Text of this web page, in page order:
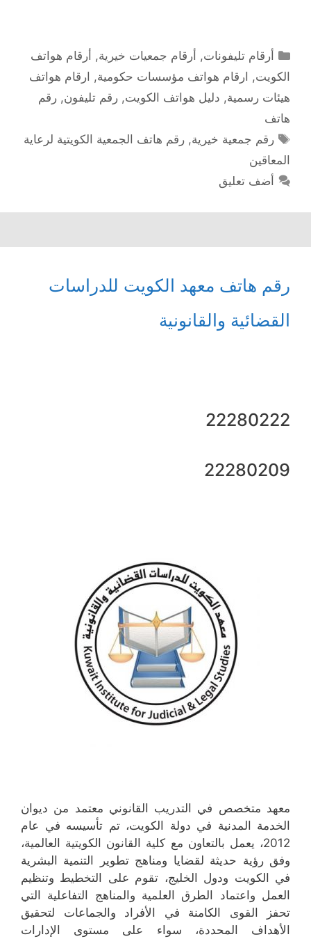
التصنيفات
أرقام تليفونات, أرقام جمعيات خيرية, أرقام هواتف
الكويت, ارقام هواتف مؤسسات حكومية, ارقام هواتف
هيئات رسمية, دليل هواتف الكويت, رقم تليفون, رقم
هاتف
الوسوم
رقم جمعية خيرية,رقم هاتف الجمعية الكويتية لرعاية
المعاقين
أضف تعليق
رقم هاتف معهد الكويت للدراسات
القضائية والقانونية
22280222
22280209
معهد متخصص في التدريب القانوني معتمد من ديوان
الخدمة المدنية في دولة الكويت، تم تأسيسه في عام
2012، يعمل بالتعاون مع كلية القانون الكويتية العالمية،
وفق رؤية حديثة لقضايا ومناهج تطوير التنمية البشرية
في الكويت ودول الخليج، تقوم على التخطيط وتنظيم
العمل واعتماد الطرق العلمية والمناهج التفاعلية التي
تحفز القوى الكامنة في الأفراد والجماعات لتحقيق
الأهداف المحددة، سواء على مستوى الإدارات